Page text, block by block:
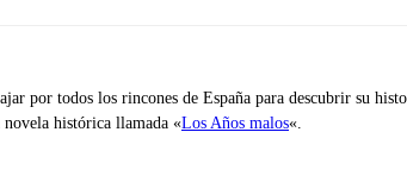
por todos los rincones de España para descubrir su
histórica llamada «Los Años malos«.